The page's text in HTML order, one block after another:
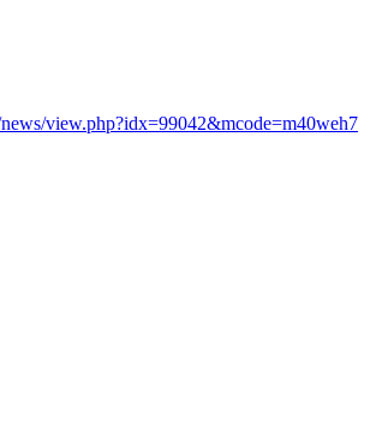
view.php?idx=99042&mcode=m40weh7